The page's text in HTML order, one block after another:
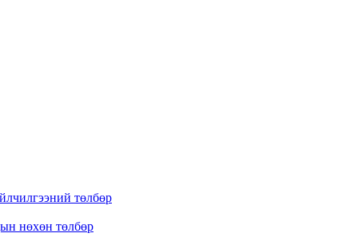
төлбөр
нөхөн төлбөр